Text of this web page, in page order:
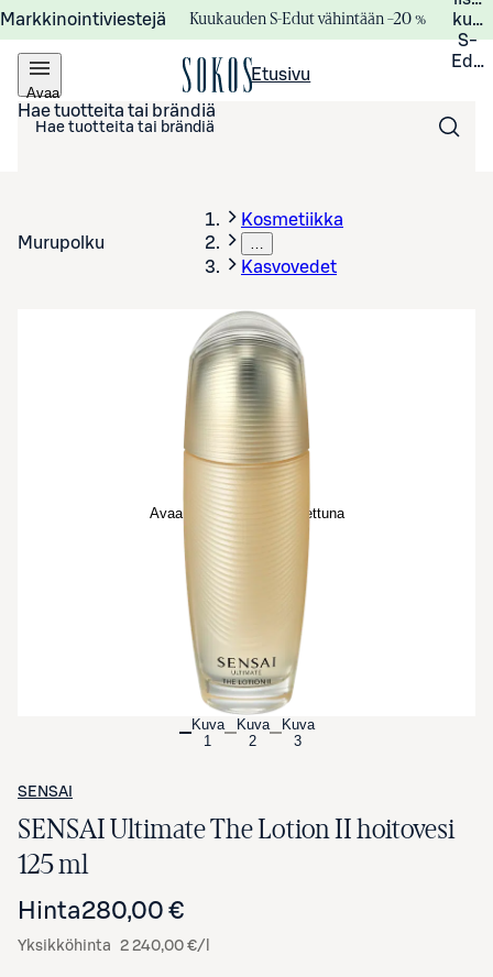
Markkinointiviestejä Kuukauden S-Edut vähintään –20 %
S-
Avaa
valikko
Etusivu
Hae tuotteita tai brändiä
Murupolku
Kosmetiikka
…
Kasvovedet
Avaa tuotekuva suurennettuna
Kuva
1
Kuva
2
Kuva
3
SENSAI
SENSAI Ultimate The Lotion II hoitovesi
125 ml
Hinta280,00 €
Yksikköhinta 2 240,00 €/l